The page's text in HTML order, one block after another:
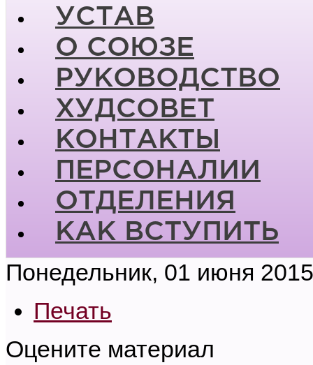
УСТАВ
О СОЮЗЕ
РУКОВОДСТВО
ХУДСОВЕТ
КОНТАКТЫ
ПЕРСОНАЛИИ
ОТДЕЛЕНИЯ
КАК ВСТУПИТЬ
Понедельник, 01 июня
Печать
Оцените материал